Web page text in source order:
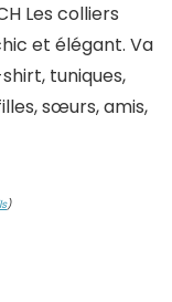
Les colliers
et élégant. Va
tuniques,
sœurs, amis,
)